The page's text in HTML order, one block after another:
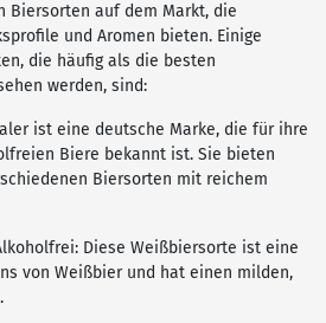
Biersorten auf dem Markt, die
und Aromen bieten. Einige
die häufig als die besten
werden, sind:
ist eine deutsche Marke, die für ihre
Biere bekannt ist. Sie bieten
Biersorten mit reichem
Diese Weißbiersorte ist eine
von Weißbier und hat einen milden,